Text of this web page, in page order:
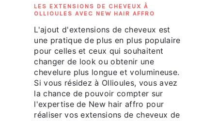
LES EXTENSIONS DE CHEVEUX À
OLLIOULES AVEC NEW HAIR AFFRO
L'ajout d'extensions de cheveux est
une pratique de plus en plus populaire
pour celles et ceux qui souhaitent
changer de look ou obtenir une
chevelure plus longue et volumineuse.
Si vous résidez à Ollioules, vous avez
la chance de pouvoir compter sur
l'expertise de New hair affro pour
réaliser vos extensions de cheveux de